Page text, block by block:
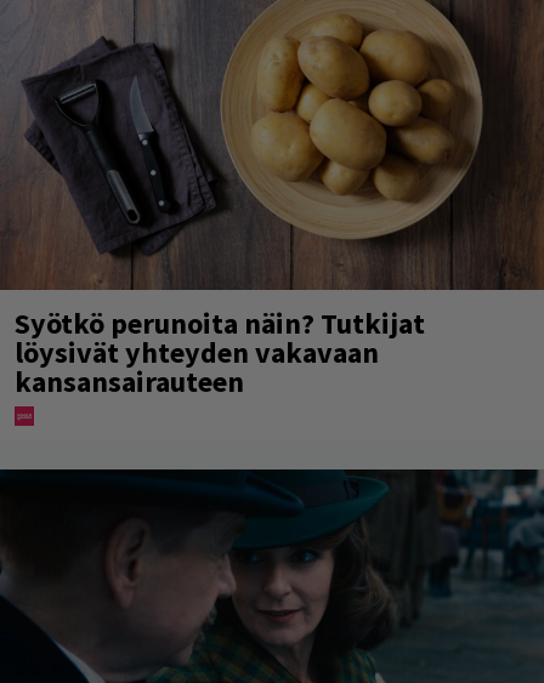
Syötkö perunoita näin? Tutkijat
löysivät yhteyden vakavaan
kansansairauteen